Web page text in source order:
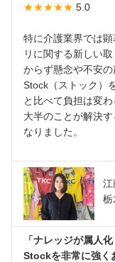
★★★★★ 5.0
特に介護業界では
リに関する新しい
からず懸念や不安
Stock（ストック）
と比べて負担は変
大半のことが解決
なりました。
江
栃
「ナレッジが属人
Stockを非常に強く